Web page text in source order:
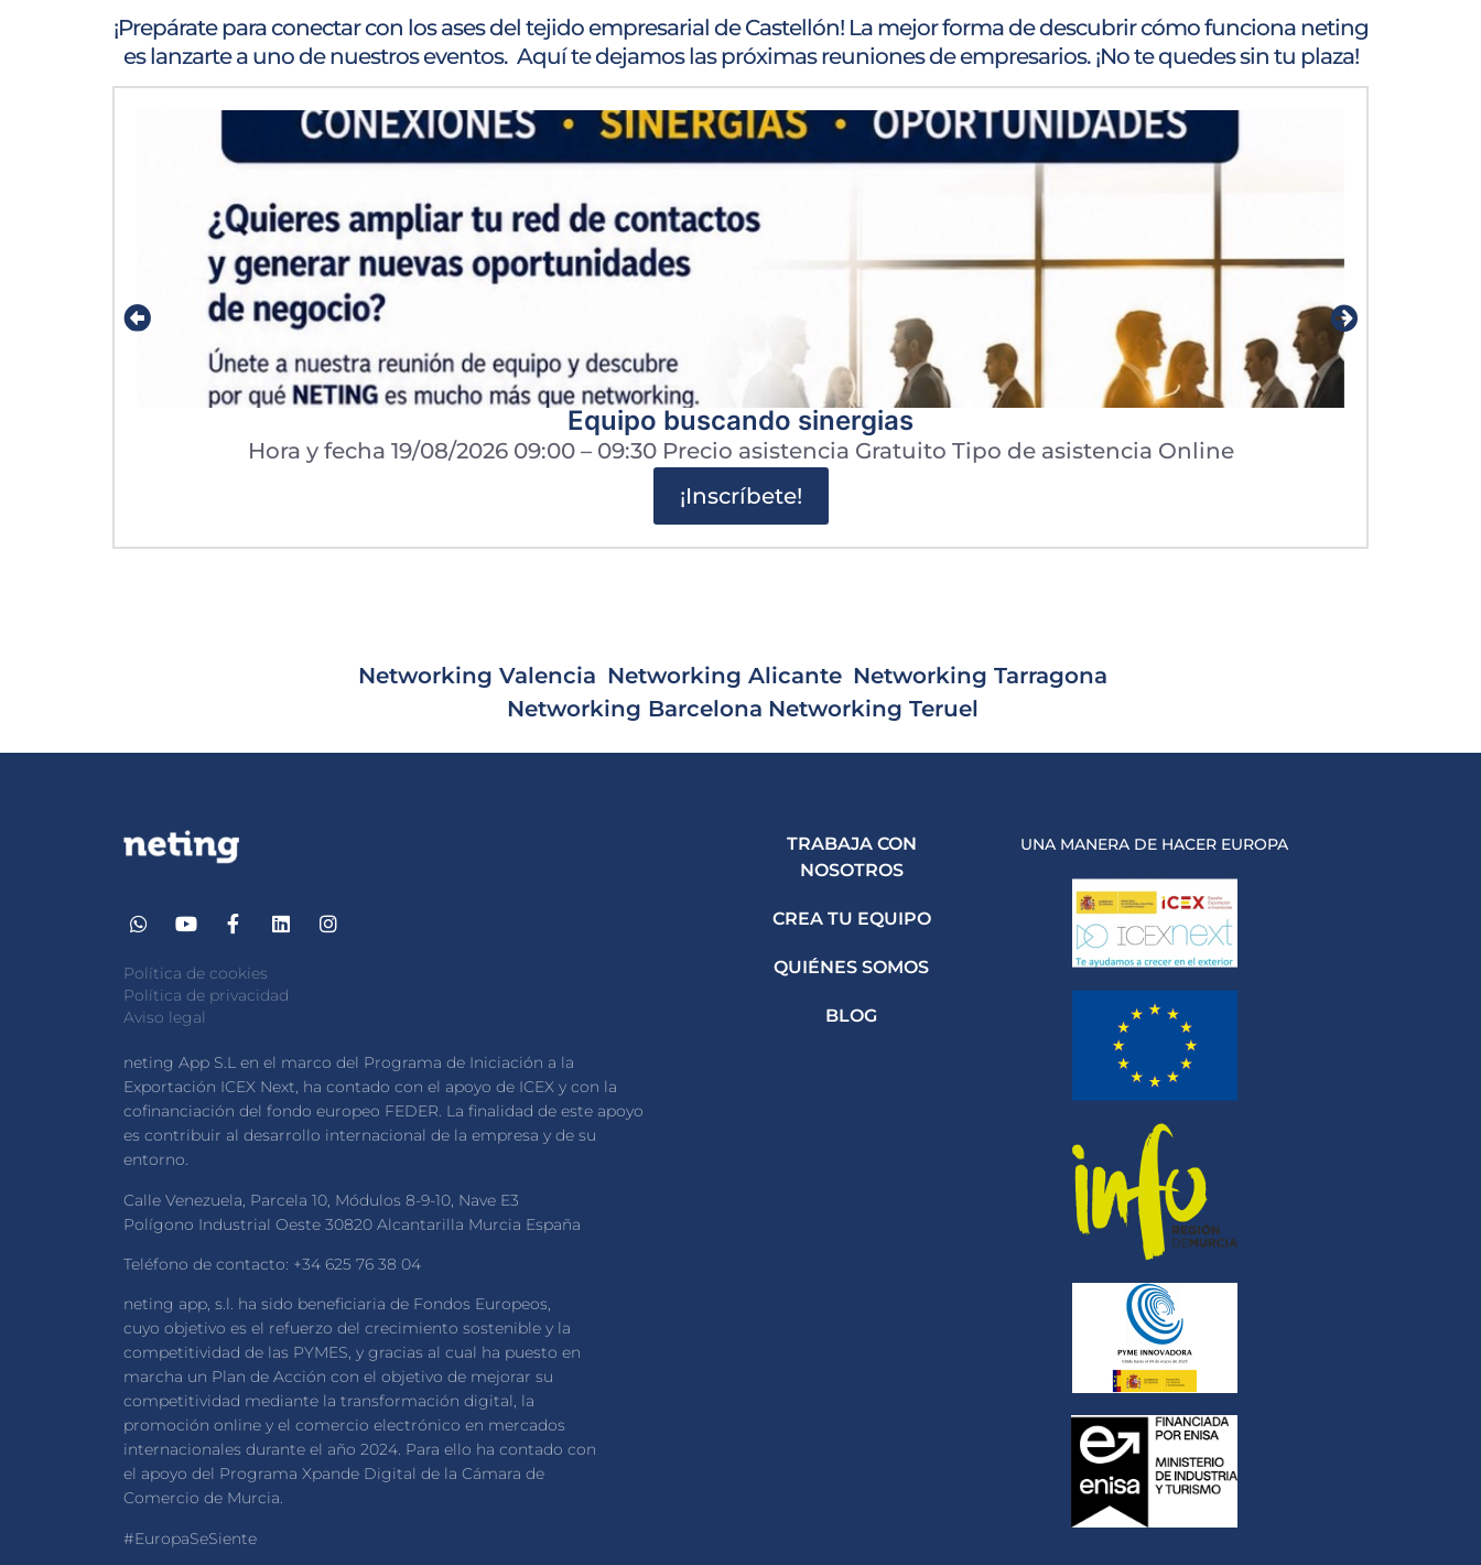
¡Prepárate para conectar con los ases del tejido empresarial de Castellón! La mejor forma de descubrir cómo funciona neting
es lanzarte a uno de nuestros eventos. Aquí te dejamos las próximas reuniones de empresarios. ¡No te quedes sin tu plaza!
Equipo buscando sinergias
Hora y fecha 19/08/2026 09:00 – 09:30 Precio asistencia Gratuito Tipo de asistencia Online
¡Inscríbete!
Networking Valencia Networking Alicante Networking Tarragona
Networking Barcelona Networking Teruel
Política de cookies
Política de privacidad
Aviso legal
neting App S.L en el marco del Programa de Iniciación a la
Exportación ICEX Next, ha contado con el apoyo de ICEX y con la
cofinanciación del fondo europeo FEDER. La finalidad de este apoyo
es contribuir al desarrollo internacional de la empresa y de su
entorno.
Calle Venezuela, Parcela 10, Módulos 8-9-10, Nave E3
Polígono Industrial Oeste 30820 Alcantarilla Murcia España
Teléfono de contacto: +34 625 76 38 04
neting app, s.l. ha sido beneficiaria de Fondos Europeos,
cuyo objetivo es el refuerzo del crecimiento sostenible y la
competitividad de las PYMES, y gracias al cual ha puesto en
marcha un Plan de Acción con el objetivo de mejorar su
competitividad mediante la transformación digital, la
promoción online y el comercio electrónico en mercados
internacionales durante el año 2024. Para ello ha contado con
el apoyo del Programa Xpande Digital de la Cámara de
Comercio de Murcia.
#EuropaSeSiente
TRABAJA CON
NOSOTROS
CREA TU EQUIPO
QUIÉNES SOMOS
BLOG
UNA MANERA DE HACER EUROPA